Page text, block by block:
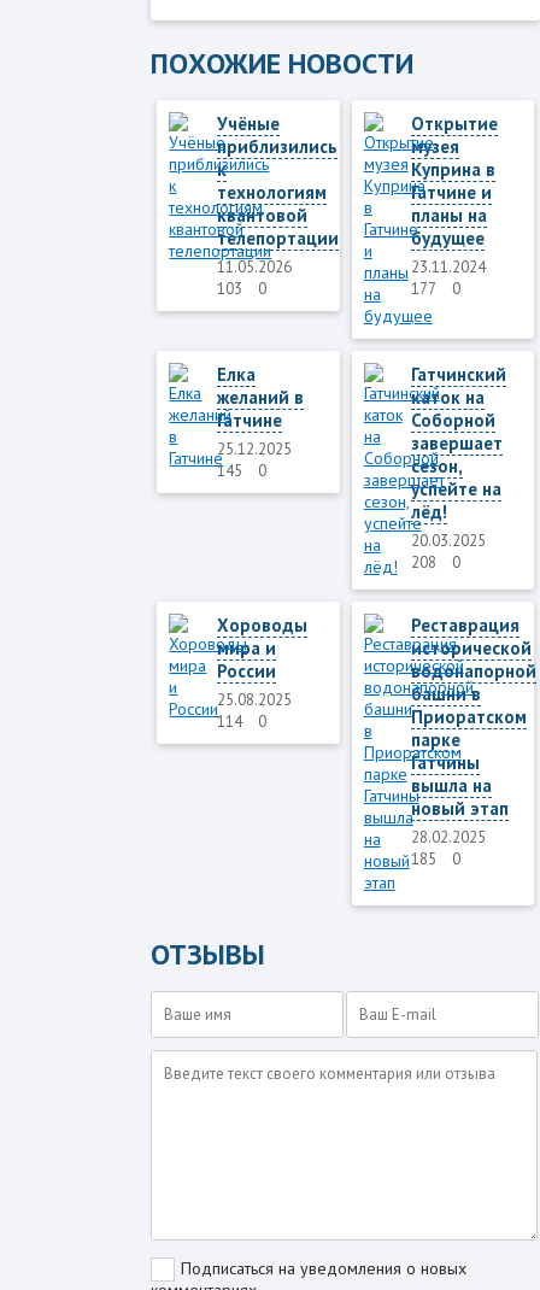
ПОХОЖИЕ НОВОСТИ
Учёные
приблизились
к
технологиям
квантовой
телепортации
11.05.2026
103
0
Открытие
музея
Куприна в
Гатчине и
планы на
будущее
23.11.2024
177
0
Елка
желаний в
Гатчине
25.12.2025
145
0
Гатчинский
каток на
Соборной
завершает
сезон,
успейте на
лёд!
20.03.2025
208
0
Хороводы
мира и
России
25.08.2025
114
0
Реставрация
исторической
водонапорной
башни в
Приоратском
парке
Гатчины
вышла на
новый этап
28.02.2025
185
0
ОТЗЫВЫ
Подписаться на уведомления о новых